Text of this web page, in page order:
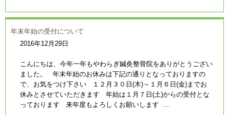
年末年始の受付について
2016年12月29日
こんにちは、今年一年もやわらぎ鍼灸整骨院をありがとうござい
ました。 年末年始のお休みは下記の通りとなっておりますの
で、お気をつけ下さい １２月３０日(木)～１月６日(金)までお
休みとさせていただきます 年始は１月７日(土)からの受付とな
っております 来年度もよろしくお願いします ...